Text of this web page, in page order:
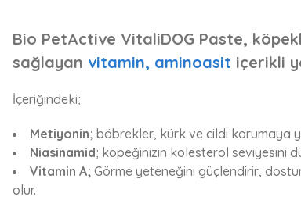
Bio PetActive VitaliDOG Paste,
sağlayan vitamin, aminoasit içerikli
İçeriğindeki;
Metiyonin; böbrekler, kürk ve cildi korumaya
Niasinamid; köpeğinizin kolesterol seviyesini
Vitamin A; Görme yeteneğini güçlendirir,
olur.